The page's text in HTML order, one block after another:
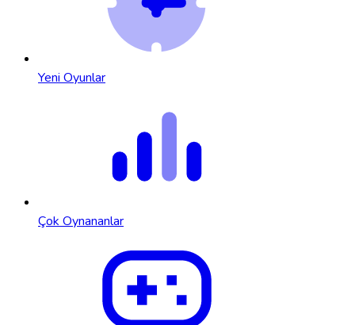
Yeni Oyunlar
Çok Oynananlar